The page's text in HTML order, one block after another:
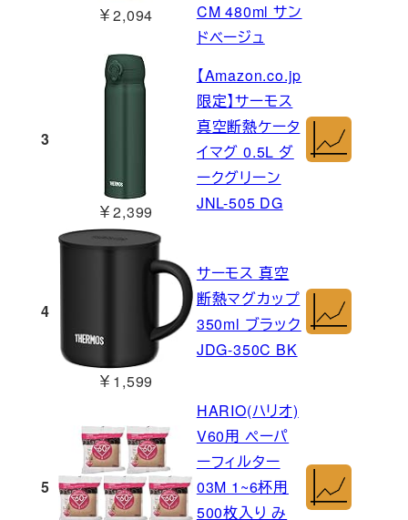
￥2,094
CM 480ml サン
ドベージュ
3
￥2,399
【Amazon.co.jp
限定】サーモス
真空断熱ケータ
イマグ 0.5L ダ
ークグリーン
JNL-505 DG
4
￥1,599
サーモス 真空
断熱マグカップ
350ml ブラック
JDG-350C BK
5
HARIO(ハリオ)
V60用 ペーパ
ーフィルター
03M 1~6杯用
500枚入り み